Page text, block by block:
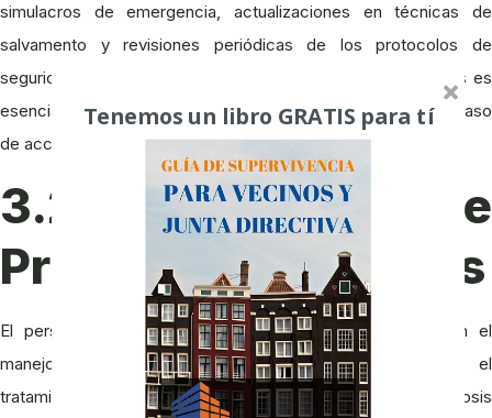
simulacros de emergencia, actualizaciones en técnicas de
salvamento y revisiones periódicas de los protocolos de
seguridad. Mantener al personal actualizado en estas áreas es
esencial para garantizar una respuesta rápida y eficaz en caso
de accidente.
3.2. Manejo de
Productos Químicos
El personal de mantenimiento debe estar capacitado en el
manejo seguro de productos químicos utilizados para el
tratamiento del agua de la piscina. Esto incluye conocer las dosis
Tenemos un libro GRATIS para tí